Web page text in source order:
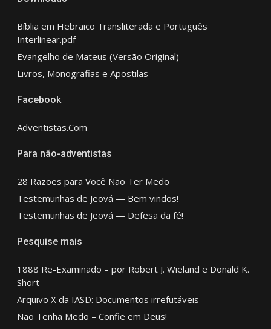
Bíblia em Hebraico Transliterada e Português
Interlinear.pdf
Evangelho de Mateus (Versão Original)
Livros, Monografias e Apostilas
Facebook
Adventistas.Com
Para não-adventistas
28 Razões para Você Não Ter Medo
Testemunhas de Jeová — Bem vindos!
Testemunhas de Jeová — Defesa da fé!
Pesquise mais
1888 Re-Examinado – por Robert J. Wieland e Donald K.
Short
Arquivo X da IASD: Documentos irrefutáveis
Não Tenha Medo – Confie em Deus!